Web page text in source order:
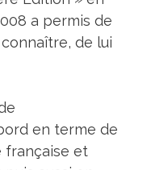
a permis de
de lui
en terme de
française et